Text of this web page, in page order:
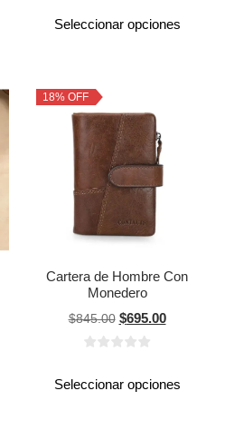
Seleccionar opciones
18% OFF
Cartera de Hombre Con
Monedero
$845.00 $695.00
Seleccionar opciones